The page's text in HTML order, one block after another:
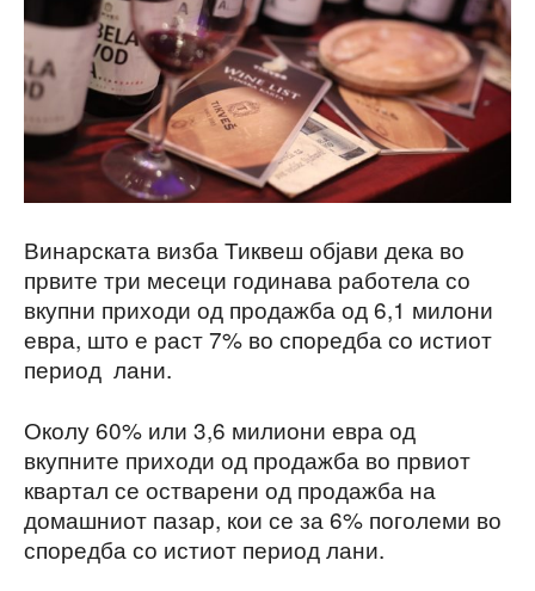
Винарската визба Тиквеш објави дека во
првите три месеци годинава работела со
вкупни приходи од продажба од 6,1 милони
евра, што е раст 7% во споредба со истиот
период лани.
Околу 60% или 3,6 милиони евра од
вкупните приходи од продажба во првиот
квартал се остварени од продажба на
домашниот пазар, кои се за 6% поголеми во
споредба со истиот период лани.